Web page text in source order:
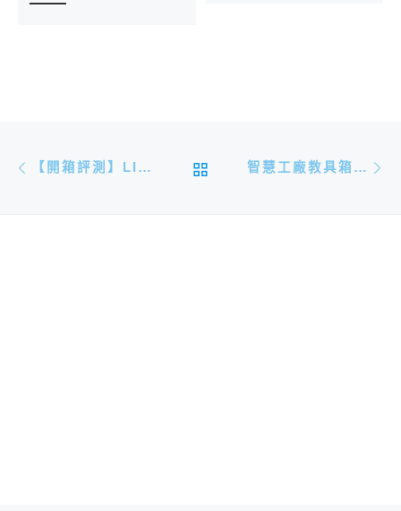
【開箱評測】LILYGO T-QT ESP32-S3 | TFT_ESPI 設定 BACK TO POST LIST
智慧工廠教具箱系列(二)：工業物聯網感知層實務技術